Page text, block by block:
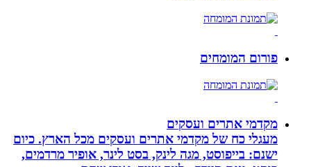
פורום המומחים
מקדמי אתרים ועסקים
מעגלי כח של מקדמי אתרים ועסקים מכל הארץ. כיום
ישנם: בייפוסט, מגה לינק, בסט לינר, אופיר מרדמים,